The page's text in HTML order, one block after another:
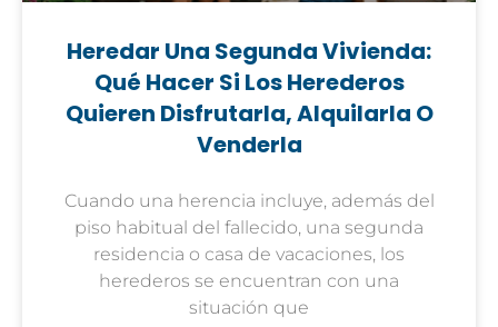
Heredar Una Segunda Vivienda:
Qué Hacer Si Los Herederos
Quieren Disfrutarla, Alquilarla O
Venderla
Cuando una herencia incluye, además del
piso habitual del fallecido, una segunda
residencia o casa de vacaciones, los
herederos se encuentran con una
situación que